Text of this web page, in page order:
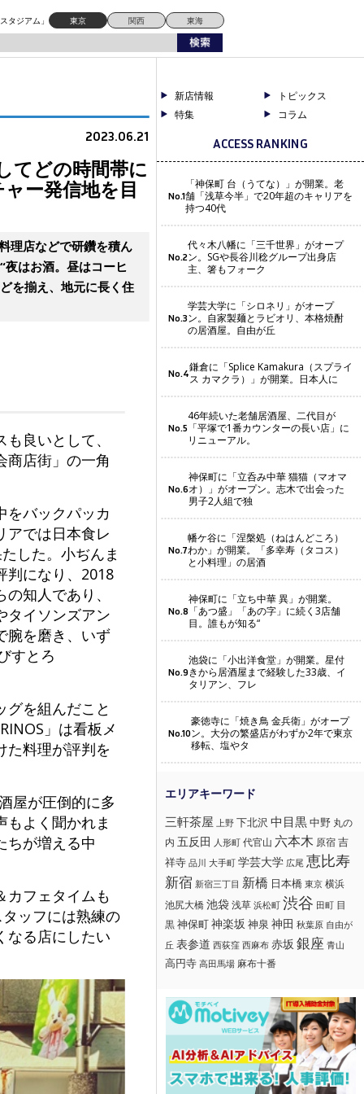
タジアム」 東京 関西 東海
2023.06.21
てどの時間帯に
ー発信地を目
理店などで研鑽を積ん
はお酒。昼はコーヒ
を揃え、地元に長く住
良いとして、
商店街」の一角
をバックパッカ
アでは日本食レ
した。小ぢんま
判になり、2018
知人であり、
タイソンズアン
腕を磨き、いず
すとろ
を組んだこと
」は看板メ
た料理が評判を
屋が圧倒的に多
よく聞かれま
ちが増える中
カフェタイムも
ッフには熟練の
なる店にしたい
新店情報
トピックス
特集
コラム
ACCESS RANKING
No.1
「神保町 台（うてな）」が開業。老
舗「浅草今半」で20年超のキャリアを
持つ40代
No.2
代々木八幡に「三千世界」がオープ
ン。SGや長谷川稔グループ出身店
主、箸もフォーク
No.3
学芸大学に「シロネリ」がオープ
ン。自家製麺とラビオリ、本格焼酎
の居酒屋。自由が丘
No.4鎌倉に「Splice Kamakura（スプライ
ス カマクラ）」が開業。日本人に
No.5
46年続いた老舗居酒屋、二代目が
「平塚で1番カウンターの長い店」に
リニューアル。
No.6
神保町に「立呑み中華 猫猫（マオマ
オ）」がオープン。志木で出会った
男子2人組で独
No.7
幡ケ谷に「涅槃処（ねはんどころ）
わか」が開業。「多幸寿（タコス）
と小料理」の居酒
No.8
神保町に「立ち中華 異」が開業。
「あつ盛」「あの字」に続く3店舗
目。誰もが知る“
No.9
池袋に「小出洋食堂」が開業。星付
きから居酒屋まで経験した33歳、イ
タリアン、フレ
No.10
豪徳寺に「焼き鳥 金兵衛」がオープ
ン。大分の繁盛店がわずか2年で東京
移転、塩やタ
三軒茶屋 上野 下北沢 中目黒中野 丸の
内 五反田 人形町 代官山 六本木 原宿 吉
祥寺 品川 大手町 学芸大学 広尾 恵比寿
新宿 新宿三丁目 新橋 日本橋 東京 横浜
池尻大橋 池袋浅草 浜松町 渋谷 田町 目
黒神保町神楽坂 神泉 神田 秋葉原 自由が
丘 表参道 西荻窪 西麻布 赤坂 銀座 青山
高円寺 高田馬場 麻布十番